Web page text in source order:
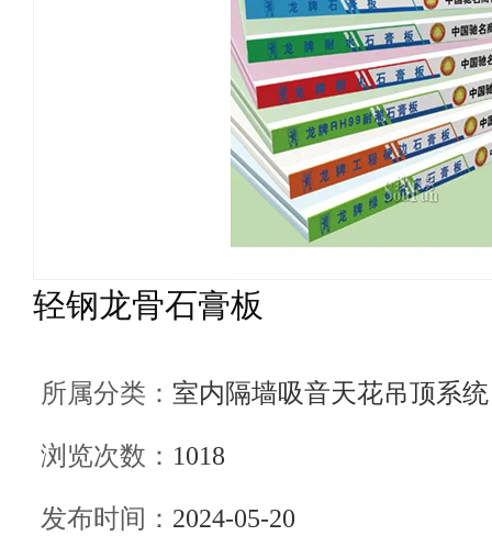
轻钢龙骨石膏板
所属分类： 室内隔墙吸音天花吊顶系统
浏览次数： 1018
发布时间： 2024-05-20